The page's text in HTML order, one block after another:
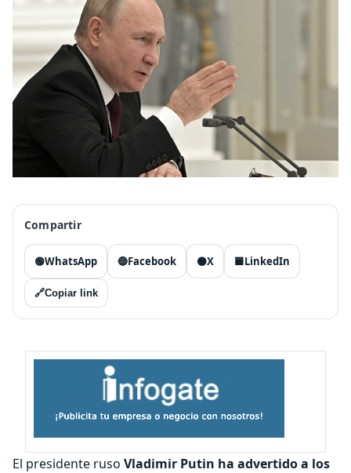
Compartir
🟢WhatsApp 🔵Facebook ⚫X 🟦LinkedIn
🔗Copiar link
El presidente ruso Vladimir Putin ha advertido a los